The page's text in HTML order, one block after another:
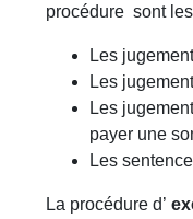
procédure sont
Les
Les
Les
payer une
Les
La procédure d’